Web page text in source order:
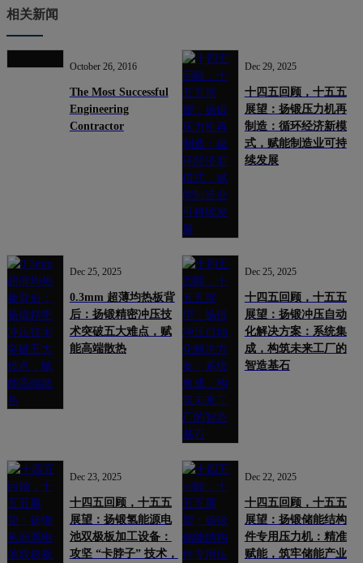
相关新闻
October 26, 2016
The Most Successful
Engineering
Contractor
Dec 29, 2025
十四五回顾，十五五
展望：扬锻压力机再
制造：循环经济新模
式，赋能制造业可持
续发展
Dec 25, 2025
0.3mm 超薄均热板背
后：扬锻精密冲压技
术突破五大难点，赋
能高端散热
Dec 25, 2025
十四五回顾，十五五
展望：扬锻冲压自动
化解决方案：系统集
成，构筑未来工厂的
智造基石
Dec 23, 2025
十四五回顾，十五五
展望：扬锻氢能源电
池双极板加工设备：
攻坚 “卡脖子” 技术，
Dec 22, 2025
十四五回顾，十五五
展望：扬锻储能结构
件专用压力机：精准
赋能，筑牢储能产业